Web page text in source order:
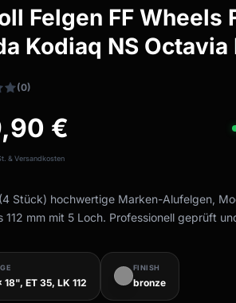
Felgen FF Wheels
Kodiaq NS
(0)
€
& Versandkosten
Stück) hochwertige Marken-Alufelgen,
112 mm mit 5 Loch. Professionell geprüft
18", ET 35, LK 112
FINISH
bronze